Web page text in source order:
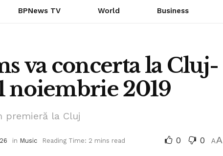
BPNews TV World Business
va concerta la Cluj-
noiembrie 2019
premieră la Cluj
in Music Reading Time: 2 mins read 0 0 AA